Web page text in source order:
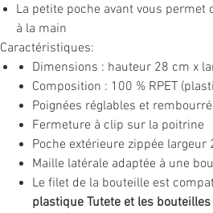
La petite poche avant vous
à la main
Caractéristiques:
Dimensions : hauteur 28 cm x
Composition : 100 % RPET
Poignées réglables et
Fermeture à clip sur la poitrine
Poche extérieure zippée
Maille latérale adaptée à une
Le filet de la bouteille est
plastique Tutete et les bouteilles